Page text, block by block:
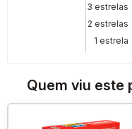
3 estrelas
2 estrelas
1 estrela
Quem viu este